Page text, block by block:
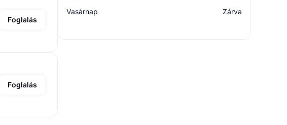
Foglalás
Foglalás
Vasárnap Zárva